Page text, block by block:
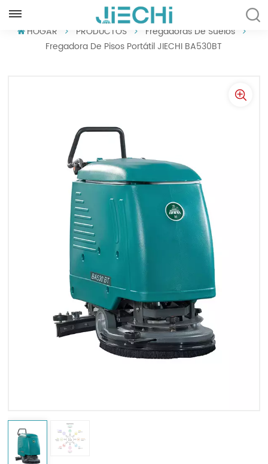
HOGAR PRODUCTOS
Fregadoras De Suelos
Fregadora De Pisos Portátil JIECHI BA530BT